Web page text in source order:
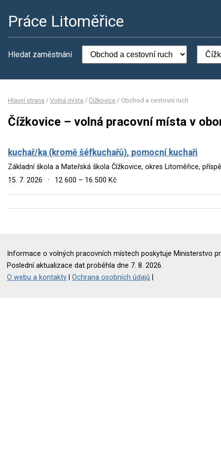
Práce Litoměřice
Hledat zaměstnání
Hlavní strana / Volná místa / Čížkovice / Obchod a cestovní ruch
Čížkovice – volná pracovní místa v
kuchař/ka (kromě šéfkuchařů), pomocní kuchaři
Základní škola a Mateřská škola Čížkovice, okres Litoměřice,
15. 7. 2026
· 12 600 – 16 500 Kč
Informace o volných pracovních místech poskytuje Ministerstvo
Poslední aktualizace dat proběhla dne 7. 8. 2026.
O webu a kontakty |Ochrana osobních údajů